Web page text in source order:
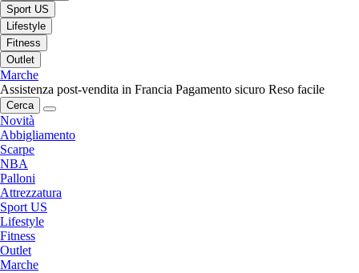
Sport US
Lifestyle
Fitness
Outlet
Marche
Assistenza post-vendita in Francia Pagamento sicuro Reso facile
Cerca
Novità
Abbigliamento
Scarpe
NBA
Palloni
Attrezzatura
Sport US
Lifestyle
Fitness
Outlet
Marche